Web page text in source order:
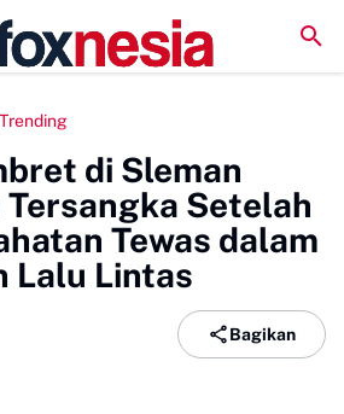
Morowali Bahas Penanganan Kasus
Trending
di Sleman
Setelah
Tewas dalam
Lalu Lintas
Bagikan